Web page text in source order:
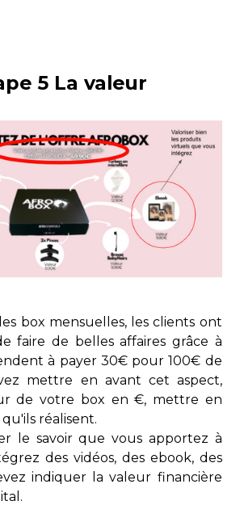
5 La valeur
box mensuelles, les clients ont
faire de belles affaires grâce à
à payer 30€ pour 100€ de
mettre en avant cet aspect,
de votre box en €, mettre en
réalisent.
le savoir que vous apportez à
des vidéos, des ebook, des
indiquer la valeur financière